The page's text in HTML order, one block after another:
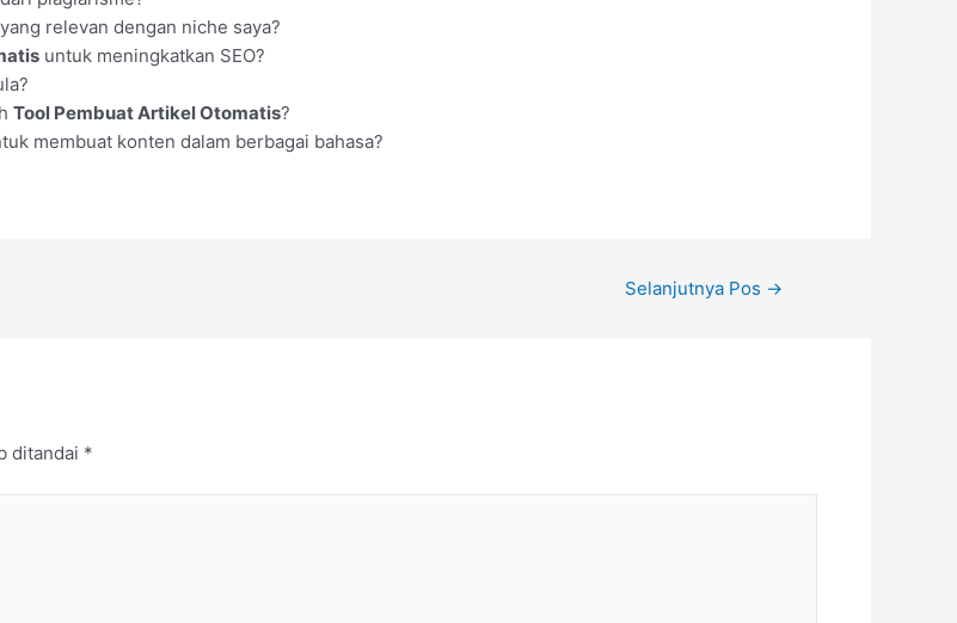
relevan dengan niche saya?
untuk meningkatkan SEO?
Tool Pembuat Artikel Otomatis?
membuat konten dalam berbagai bahasa?
Selanjutnya Pos →
ditandai *